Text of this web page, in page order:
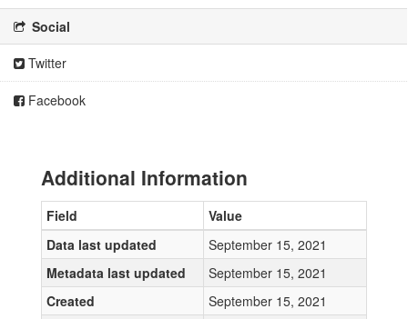
Social
Twitter
Facebook
Additional Information
Field
Value
Data last updated
September 15, 2021
Metadata last updated
September 15, 2021
Created
September 15, 2021